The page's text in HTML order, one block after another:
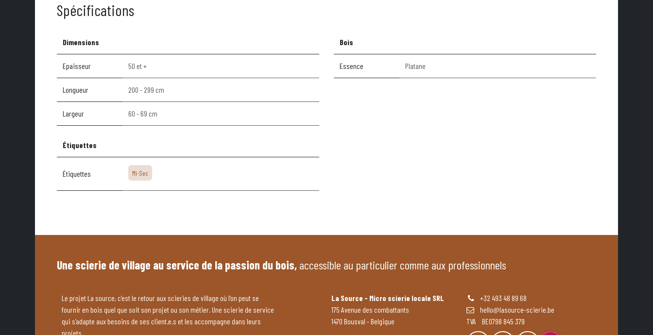
Spécifications
Dimensions
Epaisseur 50 et +
Longueur 200 - 299 cm
Largeur 60 - 69 cm
Bois
Essence Platane
Étiquettes
Étiquettes Mi-Sec
Une scierie de village au service de la passion du bois, accessible au particulier comme aux professionnels
Le projet La source, c’est le retour aux scieries de village où l’on peut se
fournir en bois quel que soit son projet ou son métier. Une scierie de service
qui s’adapte aux besoins de ses client.e.s et les accompagne dans leurs
projets.
La Source - Micro scierie locale SRL
175 Avenue des combattants
1470 Bousval - Belgique
+32 493 48 89 68
hello@lasource-scierie.be
TVA BE0798 845 379